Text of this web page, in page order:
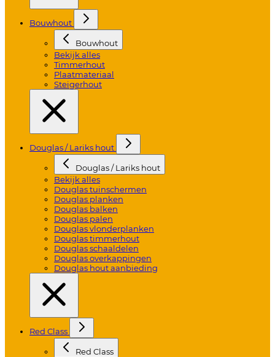
Bouwhout
Bouwhout
Bekijk alles
Timmerhout
Plaatmateriaal
Steigerhout
Douglas / Lariks hout
Douglas / Lariks hout
Bekijk alles
Douglas tuinschermen
Douglas planken
Douglas balken
Douglas palen
Douglas vlonderplanken
Douglas timmerhout
Douglas schaaldelen
Douglas overkappingen
Douglas hout aanbieding
Red Class
Red Class